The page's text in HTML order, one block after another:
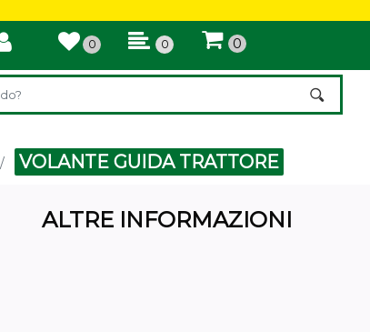
0 0 0
aggiorna automaticamente gli altri filtri disponibili.
VOLANTE GUIDA TRATTORE
ALTRE INFORMAZIONI